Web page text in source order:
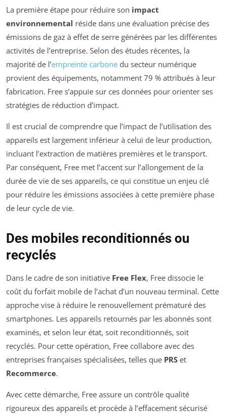
La première étape pour réduire son impact
environnemental réside dans une évaluation précise des
émissions de gaz à effet de serre générées par les différentes
activités de l’entreprise. Selon des études récentes, la
majorité de l’empreinte carbone du secteur numérique
provient des équipements, notamment 79 % attribués à leur
fabrication. Free s’appuie sur ces données pour orienter ses
stratégies de réduction d’impact.
Il est crucial de comprendre que l’impact de l’utilisation des
appareils est largement inférieur à celui de leur production,
incluant l’extraction de matières premières et le transport.
Par conséquent, Free met l’accent sur l’allongement de la
durée de vie de ses appareils, ce qui constitue un enjeu clé
pour réduire les émissions associées à cette première phase
de leur cycle de vie.
Des mobiles reconditionnés ou
recyclés
Dans le cadre de son initiative Free Flex, Free dissocie le
coût du forfait mobile de l’achat d’un nouveau terminal. Cette
approche vise à réduire le renouvellement prématuré des
smartphones. Les appareils retournés par les abonnés sont
examinés, et selon leur état, soit reconditionnés, soit
recyclés. Pour cette opération, Free collabore avec des
entreprises françaises spécialisées, telles que PRS et
Recommerce.
Avec cette démarche, Free assure un contrôle qualité
rigoureux des appareils et procède à l’effacement sécurisé